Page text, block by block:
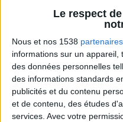
Le respect
Nous et nos 1538 partenaires
informations sur un appareil,
des données personnelles
des informations standards
publicités et du contenu
et de contenu, des études
services. Avec votre
Savane, LU, Pepito,
ces
Webinaires en